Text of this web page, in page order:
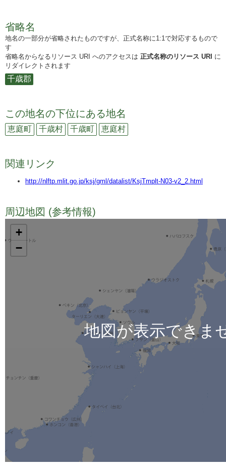
省略名
地名の一部分が省略されたものですが、正式名称に1:1で対応するもので
す
省略名からなるリソース URI へのアクセスは 正式名称のリソース URI に
リダイレクトされます
千歳郡
この地名の下位にある地名
恵庭町 千歳村 千歳町 恵庭村
関連リンク
http://nlftp.mlit.go.jp/ksj/gml/datalist/KsjTmplt-N03-v2_2.html
周辺地図 (参考情報)
+
−
地図が表示できま